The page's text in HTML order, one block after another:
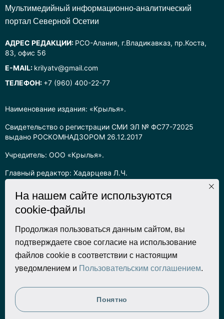
Наименование издания: «Крылья».
Свидетельство о регистрации СМИ ЭЛ № ФС77-72025
выдано РОСКОМНАДЗОРОМ 26.12.2017
Учредитель: ООО «Крылья».
Главный редактор: Хадарцева Л.Ч.
Информация на сайте предназначена для лиц старше 16 лет.
Все права на любые материалы, опубликованные на сайте,
защищены в соответствии с российским законодательством
об интеллектуальной собственности. Любое использование
текстовых, фото, аудио и видеоматериалов возможно только
с согласия правообладателя (ООО «Крылья») и при строгом
наличии ссылки на ресурс. Для сетевых ресурсов –
гиперссылка.
Разработка сайта
Mультимедийный информационно-аналитический
портал Северной Осетии
АДРЕС РЕДАКЦИИ: РСО-Алания, г.Владикавказ, пр.Коста,
83, офис 56
E-MAIL: krilyatv@gmail.com
ТЕЛЕФОН: +7 (960) 400-22-77
На нашем сайте используются
cookie-файлы
Продолжая пользоваться данным сайтом, вы
подтверждаете свое согласие на использование
файлов cookie в соответствии с настоящим
уведомлением и Пользовательским соглашением.
Понятно